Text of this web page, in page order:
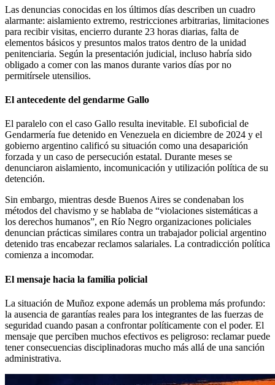
Las denuncias conocidas en los últimos días describen un cuadro
alarmante: aislamiento extremo, restricciones arbitrarias, limitaciones
para recibir visitas, encierro durante 23 horas diarias, falta de
elementos básicos y presuntos malos tratos dentro de la unidad
penitenciaria. Según la presentación judicial, incluso habría sido
obligado a comer con las manos durante varios días por no
permitírsele utensilios.
El antecedente del gendarme Gallo
El paralelo con el caso Gallo resulta inevitable. El suboficial de
Gendarmería fue detenido en Venezuela en diciembre de 2024 y el
gobierno argentino calificó su situación como una desaparición
forzada y un caso de persecución estatal. Durante meses se
denunciaron aislamiento, incomunicación y utilización política de su
detención.
Sin embargo, mientras desde Buenos Aires se condenaban los
métodos del chavismo y se hablaba de “violaciones sistemáticas a
los derechos humanos”, en Río Negro organizaciones policiales
denuncian prácticas similares contra un trabajador policial argentino
detenido tras encabezar reclamos salariales. La contradicción política
comienza a incomodar.
El mensaje hacia la familia policial
La situación de Muñoz expone además un problema más profundo:
la ausencia de garantías reales para los integrantes de las fuerzas de
seguridad cuando pasan a confrontar políticamente con el poder. El
mensaje que perciben muchos efectivos es peligroso: reclamar puede
tener consecuencias disciplinadoras mucho más allá de una sanción
administrativa.